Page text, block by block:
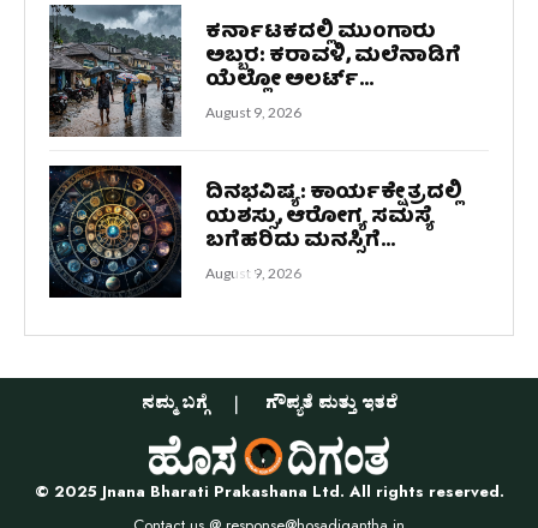
ಕರ್ನಾಟಕದಲ್ಲಿ ಮುಂಗಾರು
ಅಬ್ಬರ: ಕರಾವಳಿ, ಮಲೆನಾಡಿಗೆ
ಯೆಲ್ಲೋ ಅಲರ್ಟ್...
August 9, 2026
ದಿನಭವಿಷ್ಯ: ಕಾರ್ಯಕ್ಷೇತ್ರದಲ್ಲಿ
ಯಶಸ್ಸು, ಆರೋಗ್ಯ ಸಮಸ್ಯೆ
ಬಗೆಹರಿದು ಮನಸ್ಸಿಗೆ...
August 9, 2026
ನಮ್ಮ ಬಗ್ಗೆ ಗೌಪ್ಯತೆ ಮತ್ತು ಇತರೆ
© 2025 Jnana Bharati Prakashana Ltd. All rights reserved.